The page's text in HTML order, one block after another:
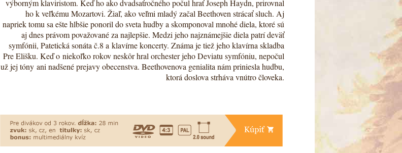
činy
výborným klaviristom. Keď ho ako dvadsaťročného počul hrať Joseph Haydn, prirovnal
ho k veľkému Mozartovi. Žiaľ, ako veľmi mladý začal Beethoven strácať sluch. Aj
napriek tomu sa ešte hlbšie ponoril do sveta hudby a skomponoval mnohé diela, ktoré sú
aj dnes právom považované za najlepšie. Medzi jeho najznámejšie diela patrí deväť
symfónii, Patetická sonáta č.8 a klavírne koncerty. Známa je tiež jeho klavírna skladba
Pre Elišku. Keď o niekoľko rokov neskôr hral orchester jeho Deviatu symfóniu, nepočul
už jej tóny ani nadšené prejavy obecenstva. Beethovenova genialita nám priniesla hudbu,
ktorá doslova strháva vnútro človeka.